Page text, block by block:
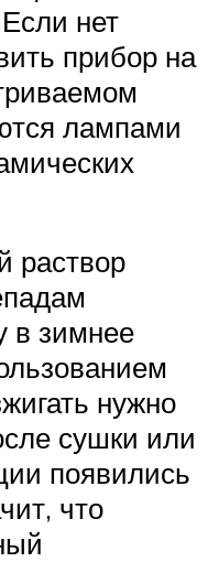
нет
прибор на
лампами
раствор
в зимнее
нужно
сушки или
появились
что